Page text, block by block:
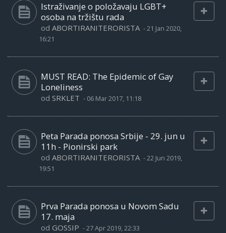
Istraživanje o položavaju LGBT+
osoba na tržištu rada
od ABORTIRANITERORISTA -21 Jan 2020,
16:21
MUST READ: The Epidemic of Gay
Loneliness
od SRKLET - 06 Mar 2017, 11:18
Peta Parada ponosa Srbije - 29. jun u
11h - Pionirski park
od ABORTIRANITERORISTA -22 Jun 2019,
19:51
Prva Parada ponosa u Novom Sadu
17. maja
od GOSSIP -27 Apr 2019, 22:33